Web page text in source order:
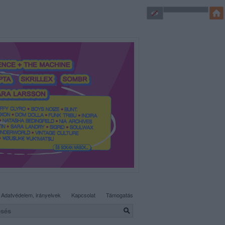
Adatvédelem, irányelvek Kapcsolat Támogatás
SÜTI BEÁLLÍTÁSOK MÓDOSÍTÁSA